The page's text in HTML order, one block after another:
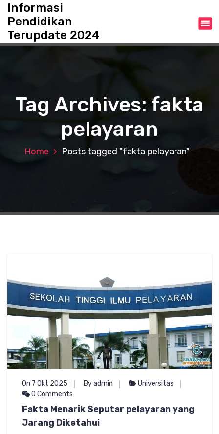
t
Informasi
Pendidikan
Terupdate 2024
Tag Archives: fakta
pelayaran
Home Posts tagged "fakta pelayaran"
On 7 Okt 2025 By admin
Universitas
0 Comments
Fakta Menarik Seputar pelayaran yang
Jarang Diketahui